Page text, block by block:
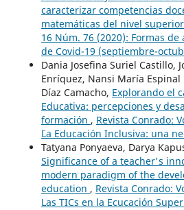
caracterizar competencias
matemáticas del nivel superior
16 Núm. 76 (2020): Formas
de Covid-19 (septiembre-
Dania Josefina Suriel Castillo,
Enríquez, Nansi María Espinal
Díaz Camacho, Explorando el
Educativa: percepciones y
formación , Revista Conrado:
¨¨La Educación Inclusiva: una
Tatyana Ponyaeva, Darya
Significance of a teacher's
modern paradigm of the
education , Revista Conrado:
Las TICs en la Ecucación